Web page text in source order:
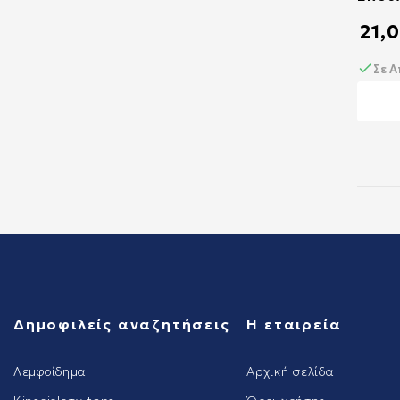
Σε
Δημοφιλείς αναζητήσεις
Λεμφοίδημα
Η εταιρεία
Αρχική σελίδα